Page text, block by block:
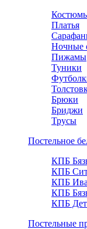
Платья
Ночные
Пижамы
Туники
Брюки
Бриджи
Трусы
Постельное
КПБ
КПБ
КПБ
КПБ
КПБ
Постельные